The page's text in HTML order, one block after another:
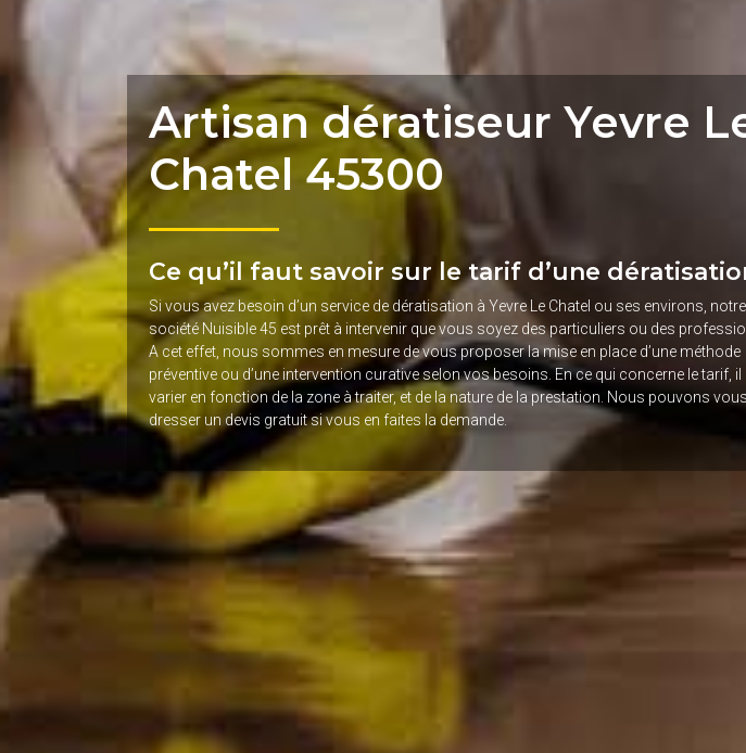
Artisan dératiseur Yevre
Chatel 45300
Ce qu’il faut savoir sur le tarif d’une
Si vous avez besoin d’un service de dératisation à Yevre Le Chatel ou ses environs, notre
société Nuisible 45 est prêt à intervenir que vous soyez des particuliers ou des
A cet effet, nous sommes en mesure de vous proposer la mise en place d’une méthode
préventive ou d’une intervention curative selon vos besoins. En ce qui concerne le tarif, il
varier en fonction de la zone à traiter, et de la nature de la prestation. Nous pouvons vous
dresser un devis gratuit si vous en faites la demande.